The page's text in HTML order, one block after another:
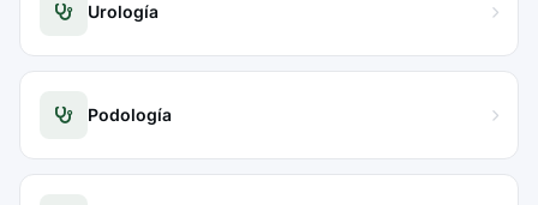
Urología
Podología